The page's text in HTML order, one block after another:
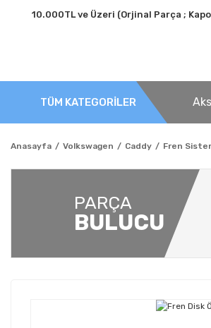
10.000TL ve Üzeri (Orjinal Parça ;
TÜM KATEGORİLER
Anasayfa Volkswagen Caddy Fren
PARÇA
BULUCU